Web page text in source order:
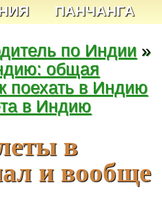
ПАНЧАНГА
по Индии »
общая
поехать в Индию
в Индию
в
и вообще